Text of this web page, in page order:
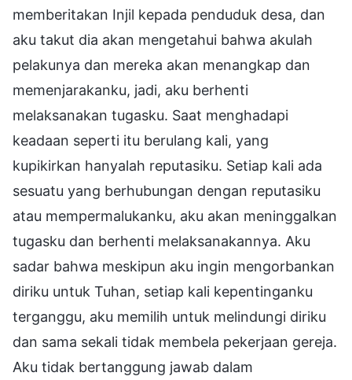
memberitakan Injil kepada penduduk desa, dan
aku takut dia akan mengetahui bahwa akulah
pelakunya dan mereka akan menangkap dan
memenjarakanku, jadi, aku berhenti
melaksanakan tugasku. Saat menghadapi
keadaan seperti itu berulang kali, yang
kupikirkan hanyalah reputasiku. Setiap kali ada
sesuatu yang berhubungan dengan reputasiku
atau mempermalukanku, aku akan meninggalkan
tugasku dan berhenti melaksanakannya. Aku
sadar bahwa meskipun aku ingin mengorbankan
diriku untuk Tuhan, setiap kali kepentinganku
terganggu, aku memilih untuk melindungi diriku
dan sama sekali tidak membela pekerjaan gereja.
Aku tidak bertanggung jawab dalam